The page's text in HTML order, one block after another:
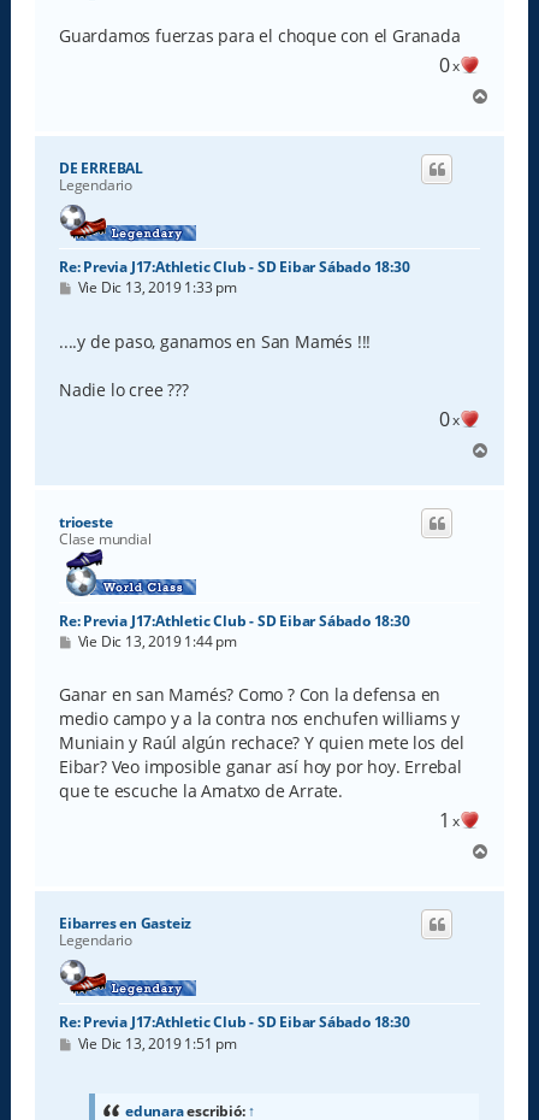
Guardamos fuerzas para el choque con el Granada
0x
r
DE ERREBAL
Legendario
Re: Previa J17:Athletic Club - SD Eibar Sábado 18:30
M
s
a
e
Vie Dic 13, 2019 1:33 pm
....y de paso, ganamos en San Mamés !!!
Nadie lo cree ???
0x
r
trioeste
Clase mundial
Re: Previa J17:Athletic Club - SD Eibar Sábado 18:30
M
s
a
j
e
Vie Dic 13, 2019 1:44 pm
Ganar en san Mamés? Como ? Con la defensa en
medio campo y a la contra nos enchufen williams y
Muniain y Raúl algún rechace? Y quien mete los del
Eibar? Veo imposible ganar así hoy por hoy. Errebal
que te escuche la Amatxo de Arrate.
1 x
r
Eibarres en Gasteiz
Legendario
Re: Previa J17:Athletic Club - SD Eibar Sábado 18:30
M
Vie Dic 13, 2019 1:51 pm
edunaraescribió:↑